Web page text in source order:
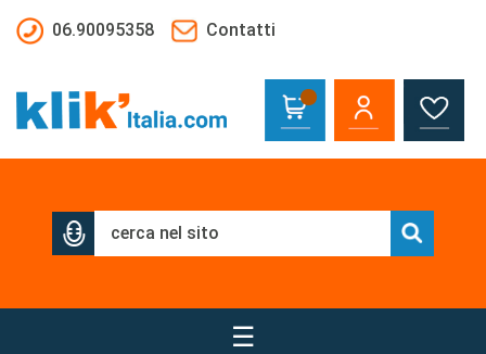
06.90095358
Contatti
☰